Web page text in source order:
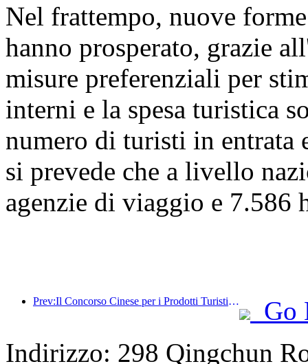
Nel frattempo, nuove
hanno prosperato, grazie
misure preferenziali per
interni e la spesa turistica
numero di turisti in entrata
si prevede che a livello
agenzie di viaggio e 7.586
Prev:Il Concorso Cinese per i Prodotti Turistici si è svolto con successo a Xiangtan, nello Hunan.
Go
Indirizzo: 298 Qingchun